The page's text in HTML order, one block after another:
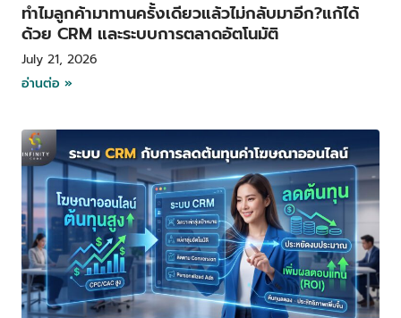
ทำไมลูกค้ามาทานครั้งเดียวแล้วไม่กลับมาอีก?แก้ได้
ด้วย CRM และระบบการตลาดอัตโนมัติ
July 21, 2026
อ่านต่อ »